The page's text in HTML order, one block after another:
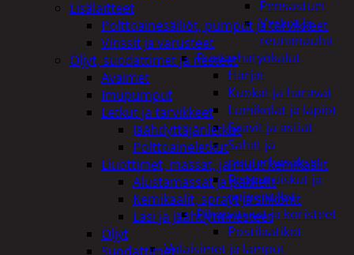
Pensastuet
Verkot ja
reunanauha
Puutarhatyökalut
Harjat
Kuokat ja haravat
Lumikolat ja lapiot
Saavit ja astiat
Sahat ja
puutarhasakset
Reppuruiskut ja
painepullot
Pihapatsaat ja koristeet
Postilaatikot
Valaisimet ja lamput
Lisälaitteet
Polttoainesäiliöt, pumput ja tarvikkeet
Vinssit ja varusteet
Öljyt, suodattimet ja nesteet
Avaimet
Imupumput
Letkut ja tarvikkeet
Jäähdyttäjänletkut
Polttoaineletkut
Liuottimet, massat, ja muut kemikaalit
Alustamassat ja pakkelit
Kemikaalit, sprayt ja silikonit
Lasi ja jäähdytinnesteet
Öljyt
Suodattimet